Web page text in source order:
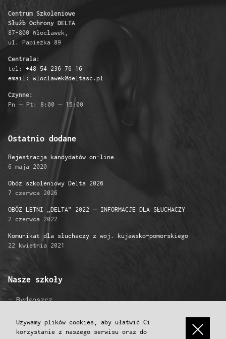
Używamy plików cookies, aby ułatwić Ci
korzystanie z naszego serwisu oraz do
Centrum Szkoleniowe
Służb Ochrony DELTA
87-800 Włocławek,
ul. Papieżka 89
Centrala:
tel: +48 54 236 76 16
email: wloclawek@deltasc.pl
Czynne:
Pn – Pt: 8:00 – 15:00
Ostatnio dodane
Rejestracja kandydatów on-line
6 maja 2020
Obóz szkoleniowy Delta 2026
7 czerwca 2026
OBÓZ LETNI „DELTA” 2022 – INFORMACJE DLA SŁUCHACZY
2 czerwca 2022
Komunikat dla słuchaczy z woj. kujawsko-pomorskiego
22 kwietnia 2021
Nasze szkoły
Bydgoszcz
Grudziądz
Inowrocław